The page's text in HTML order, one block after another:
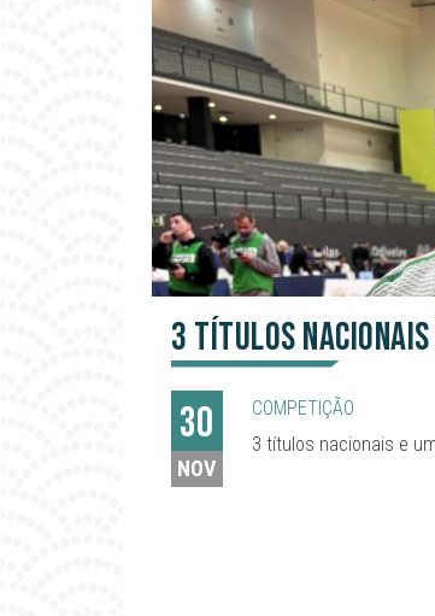
3 títulos nacionais
30
NOV
COMPETIÇÃO
3 títulos nacionais e